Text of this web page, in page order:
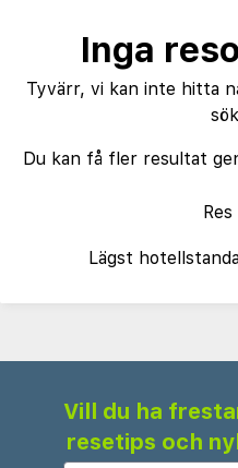
Inga
Tyvärr, vi kan inte hitta
Du kan få fler resultat
Lägst
Vill du ha
resetips och